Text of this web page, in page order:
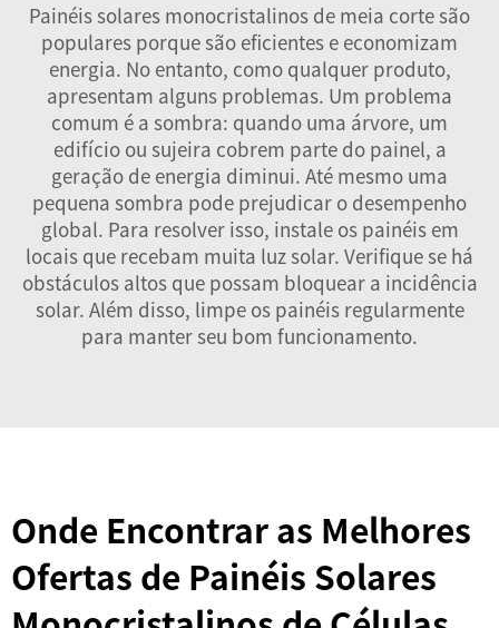
Painéis solares monocristalinos de meia corte são
populares porque são eficientes e economizam
energia. No entanto, como qualquer produto,
apresentam alguns problemas. Um problema
comum é a sombra: quando uma árvore, um
edifício ou sujeira cobrem parte do painel, a
geração de energia diminui. Até mesmo uma
pequena sombra pode prejudicar o desempenho
global. Para resolver isso, instale os painéis em
locais que recebam muita luz solar. Verifique se há
obstáculos altos que possam bloquear a incidência
solar. Além disso, limpe os painéis regularmente
para manter seu bom funcionamento.
Onde Encontrar as Melhores
Ofertas de Painéis Solares